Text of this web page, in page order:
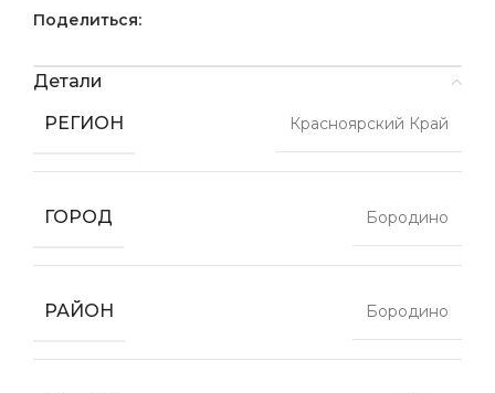
Поделиться:
Детали
РЕГИОН
Красноярский Край
ГОРОД Бородино
РАЙОН Бородино